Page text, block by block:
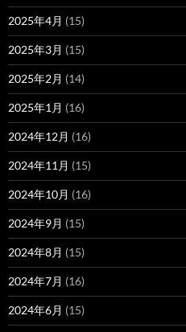
2025年4月 (15)
2025年3月 (15)
2025年2月 (14)
2025年1月 (16)
2024年12月 (16)
2024年11月 (15)
2024年10月 (16)
2024年9月 (15)
2024年8月 (15)
2024年7月 (16)
2024年6月 (15)